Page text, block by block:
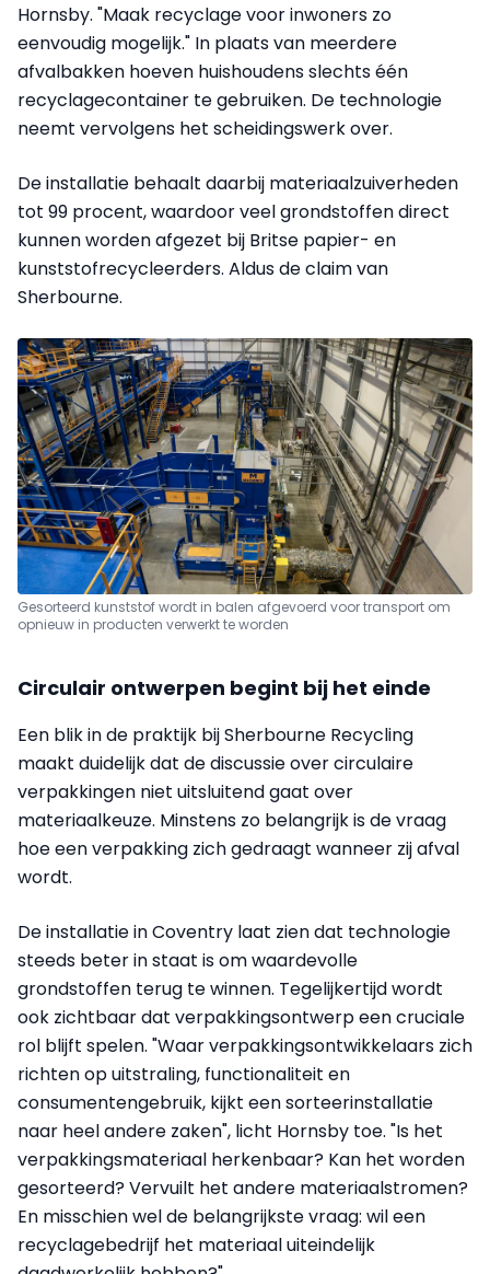
Hornsby. "Maak recyclage voor inwoners zo
eenvoudig mogelijk." In plaats van meerdere
afvalbakken hoeven huishoudens slechts één
recyclagecontainer te gebruiken. De technologie
neemt vervolgens het scheidingswerk over.
De installatie behaalt daarbij materiaalzuiverheden
tot 99 procent, waardoor veel grondstoffen direct
kunnen worden afgezet bij Britse papier- en
kunststofrecycleerders. Aldus de claim van
Sherbourne.
Gesorteerd kunststof wordt in balen afgevoerd voor transport om
opnieuw in producten verwerkt te worden
Circulair ontwerpen begint bij het einde
Een blik in de praktijk bij Sherbourne Recycling
maakt duidelijk dat de discussie over circulaire
verpakkingen niet uitsluitend gaat over
materiaalkeuze. Minstens zo belangrijk is de vraag
hoe een verpakking zich gedraagt wanneer zij afval
wordt.
De installatie in Coventry laat zien dat technologie
steeds beter in staat is om waardevolle
grondstoffen terug te winnen. Tegelijkertijd wordt
ook zichtbaar dat verpakkingsontwerp een cruciale
rol blijft spelen. "Waar verpakkingsontwikkelaars zich
richten op uitstraling, functionaliteit en
consumentengebruik, kijkt een sorteerinstallatie
naar heel andere zaken", licht Hornsby toe. "Is het
verpakkingsmateriaal herkenbaar? Kan het worden
gesorteerd? Vervuilt het andere materiaalstromen?
En misschien wel de belangrijkste vraag: wil een
recyclagebedrijf het materiaal uiteindelijk